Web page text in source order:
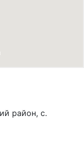
район, с.